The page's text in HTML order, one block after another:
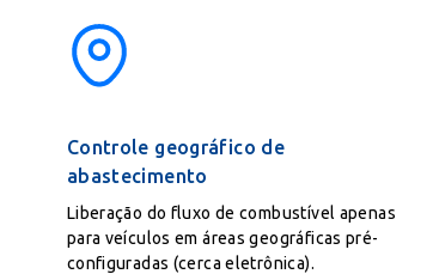
Controle geográfico de
abastecimento
Liberação do fluxo de combustível apenas
para veículos em áreas geográficas pré-
configuradas (cerca eletrônica).